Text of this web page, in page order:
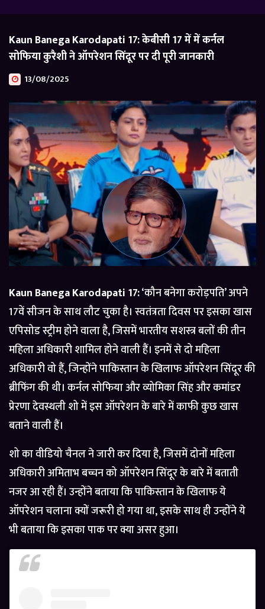
Kaun Banega Karodapati 17: केबीसी 17 में में कर्नल
सोफिया कुरैशी ने ऑपरेशन सिंदूर पर दी पूरी जानकारी
13/08/2025
Kaun Banega Karodapati 17:‘कौन बनेगा करोड़पति’ अपने
17वें सीजन के साथ लौट चुका है। स्वतंत्रता दिवस पर इसका खास
एपिसोड स्ट्रीम होने वाला है, जिसमें भारतीय सशस्त्र बलों की तीन
महिला अधिकारी शामिल होने वाली हैं। इनमें से दो महिला
अधिकारी वो हैं, जिन्होंने पाकिस्तान के खिलाफ ऑपरेशन सिंदूर की
ब्रीफिंग की थी। कर्नल सोफिया और व्योमिका सिंह और कमांडर
प्रेरणा देवस्थली शो में इस ऑपरेशन के बारे में काफी कुछ खास
बताने वाली हैं।
शो का वीडियो चैनल ने जारी कर दिया है, जिसमें दोनों महिला
अधिकारी अमिताभ बच्चन को ऑपरेशन सिंदूर के बारे में बताती
नजर आ रही हैं। उन्होंने बताया कि पाकिस्तान के खिलाफ ये
ऑपरेशन चलाना क्यों जरूरी हो गया था, इसके साथ ही उन्होंने ये
भी बताया कि इसका पाक पर क्या असर हुआ।